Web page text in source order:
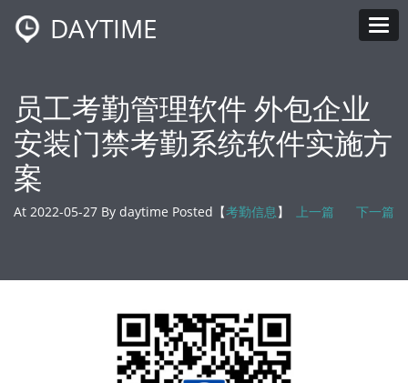
DAYTIME
员工考勤管理软件 外包企业
安装门禁考勤系统软件实施方
案
At 2022-05-27 By daytime Posted【考勤信息】 上一篇 下一篇